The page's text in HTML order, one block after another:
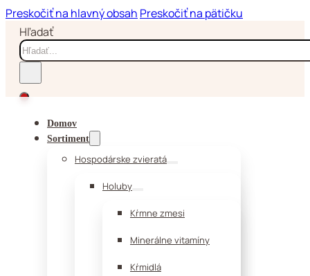
Preskočiť na hlavný obsah Preskočiť na pätičku
Hľadať
Domov
Sortiment
Hospodárske zvieratá
Holuby
Kŕmne zmesi
Minerálne vitamíny
Kŕmidlá